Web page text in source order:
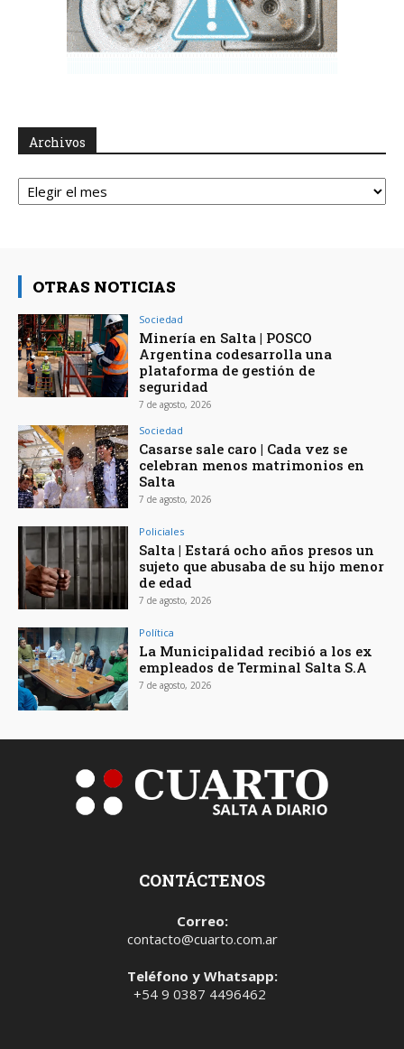
Archivos
Archivos
OTRAS NOTICIAS
Sociedad
Minería en Salta | POSCO
Argentina codesarrolla una
plataforma de gestión de
seguridad
7 de agosto, 2026
Sociedad
Casarse sale caro | Cada vez se
celebran menos matrimonios en
Salta
7 de agosto, 2026
Policiales
Salta | Estará ocho años presos un
sujeto que abusaba de su hijo menor
de edad
7 de agosto, 2026
Política
La Municipalidad recibió a los ex
empleados de Terminal Salta S.A
7 de agosto, 2026
CONTÁCTENOS
Correo:
contacto@cuarto.com.ar
Teléfono y Whatsapp:
+54 9 0387 4496462